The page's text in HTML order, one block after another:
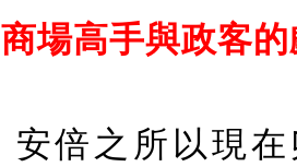
商場高手與政客
安倍之所以現